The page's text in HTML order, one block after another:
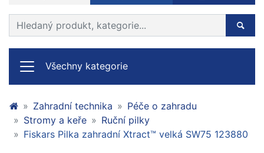
Prohledat web
Všechny kategorie
Zahradní technika
Péče o zahradu
Stromy a keře
Ruční pilky
Fiskars Pilka zahradní Xtract™ velká SW75 123880